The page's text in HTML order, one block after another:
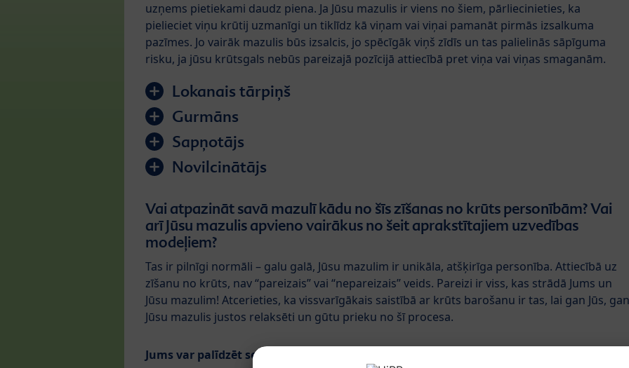
uzņems pietiekami daudz piena. Ja Jūsu mazulis ir viens no šiem, pārliecinieties, ka
pielieciet viņu krūtij uzmanīgi un tiklīdz kā viņam vai viņai pamanāt pirmās izsalkuma
pazīmes. Jo vairāk mazulis būs izsalcis, jo spēcīgāk viņš zīdīs un tas palielinās sāpīguma
risku, ja jūsu krūtsgals nebūs pareizajā pozīcijā attiecībā pret viņa vai viņas smaganām.
Lokanais tārpiņš
Gurmāns
Sapņotājs
Novilcinātājs
Vai atpazināt savā mazulī kādu no šīs zīšanas no krūts personībām? Vai
arī Jūsu mazulis apvieno vairākus no šeit aprakstītajiem uzvedības
modeļiem?
Tas ir pilnīgi normāli – galu galā, Jūsu mazulim ir unikāla, atšķirīga personība. Attiecībā uz
zīšanu no krūts, nav “pareizais” vai “nepareizais” veids. Pareizi ir viss, kas strādā Jums un
Jūsu mazulim! Atcerieties, ka vissvarīgākais saistībā ar krūts barošanu ir tas, lai gan Jūs, gan
Jūsu mazulis justos relaksēti un gūtu prieku no šī procesa.
Jums var palīdzēt sekojošie padomi: